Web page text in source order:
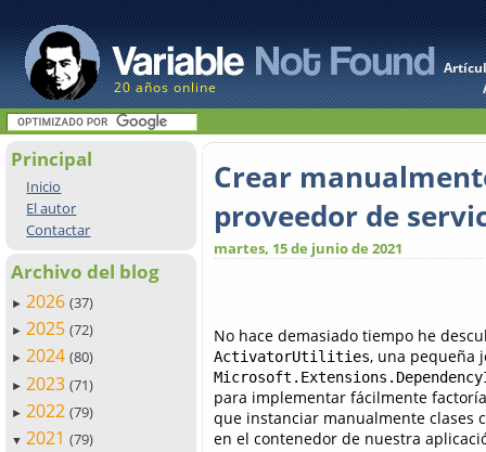
20 años online
Principal
Inicio
El autor
Contactar
Archivo del blog
► 2026 (37)
► 2025 (72)
► 2024 (80)
► 2023 (71)
► 2022 (79)
▼ 2021 (79)
Crear
proveedor de
martes, 15 de junio de 2021
No hace demasiado tiempo he
ActivatorUtilities, una pequeña
para implementar fácilmente
que instanciar manualmente clases
en el contenedor de nuestra